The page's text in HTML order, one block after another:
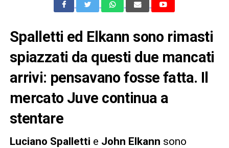
Spalletti ed Elkann sono rimasti
spiazzati da questi due mancati
arrivi: pensavano fosse fatta. Il
mercato Juve continua a
stentare
Luciano Spalletti e John Elkann sono